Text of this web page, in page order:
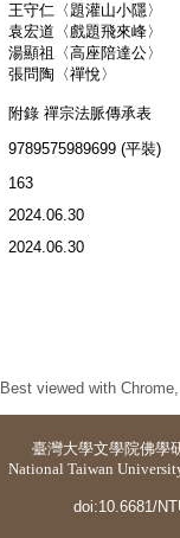
王守仁〈題灌山小隱〉
袁宏道〈戲題飛來峰〉
湯顯祖〈高座陪達公〉
張問陶〈禪悅〉
附錄 禪宗法脈傳承表
9789575989699 (平裝)
163
2024.06.30
2024.06.30
Best viewed with
臺灣大學文學院佛學
National Taiwan
doi:10.6681/